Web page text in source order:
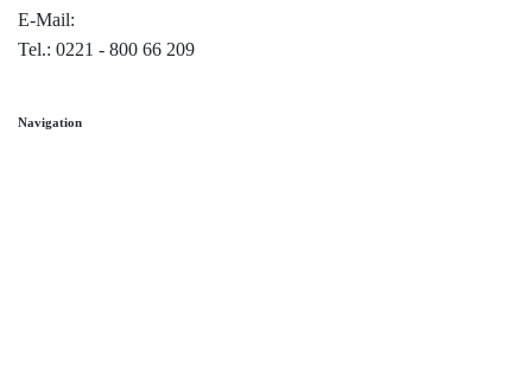
E-Mail:
Tel.: 0221 - 800 66 209
Navigation